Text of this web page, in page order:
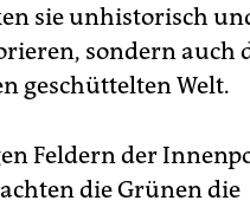
sie unhistorisch
sondern auch
geschüttelten Welt.
Feldern der
die Grünen die